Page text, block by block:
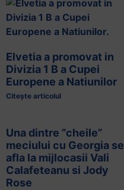
Elvetia a promovat in
Divizia 1 B a Cupei
Europene a Natiunilor
Citește articolul
Una dintre ”cheile”
meciului cu Georgia se
afla la mijlocasii Vali
Calafeteanu si Jody
Rose